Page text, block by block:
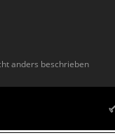
anders beschrieben